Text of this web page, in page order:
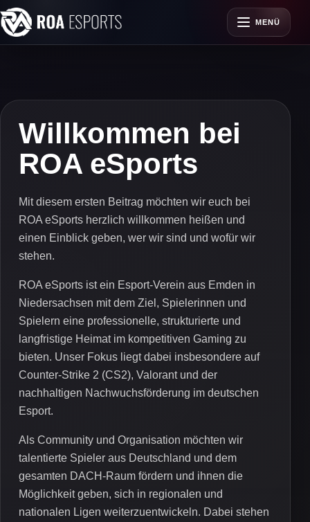
MENÜ
Willkommen bei
ROA eSports
Mit diesem ersten Beitrag möchten wir euch bei
ROA eSports herzlich willkommen heißen und
einen Einblick geben, wer wir sind und wofür wir
stehen.
ROA eSports ist ein Esport-Verein aus Emden in
Niedersachsen mit dem Ziel, Spielerinnen und
Spielern eine professionelle, strukturierte und
langfristige Heimat im kompetitiven Gaming zu
bieten. Unser Fokus liegt dabei insbesondere auf
Counter-Strike 2 (CS2), Valorant und der
nachhaltigen Nachwuchsförderung im deutschen
Esport.
Als Community und Organisation möchten wir
talentierte Spieler aus Deutschland und dem
gesamten DACH-Raum fördern und ihnen die
Möglichkeit geben, sich in regionalen und
nationalen Ligen weiterzuentwickeln. Dabei stehen